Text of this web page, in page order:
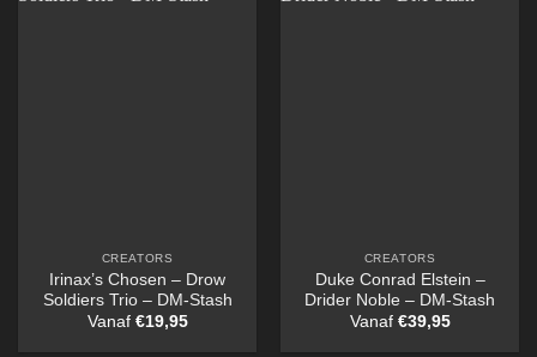
CREATORS
Irinax’s Chosen – Drow
Soldiers Trio – DM-Stash
Vanaf €19,95
CREATORS
Duke Conrad Elstein –
Drider Noble – DM-Stash
Vanaf €39,95